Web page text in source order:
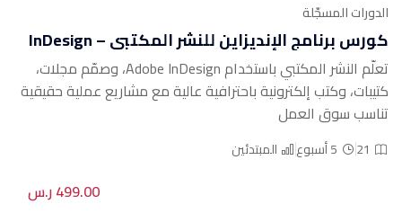
الدورات المسجّلة
كورس برنامج الإنديزاين للنشر المكتبي – InDesign
For Publishing & Layout
تعلّم النشر المكتبي باستخدام Adobe InDesign، وصمّم مجلات،
كتيبات، وكتب إلكترونية باحترافية عالية مع مشاريع عملية حقيقية
تناسب سوق العمل
21 5 أسبوع المبتدئين
499.00 ر.س